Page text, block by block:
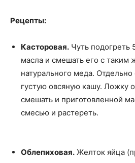
Рецепты:
Касторовая. Чуть подогреть
масла и смешать его с таким
натурального меда.
густую овсяную кашу. Ложку
смешать и приготовленной
смесью и растереть.
Облепиховая. Желток яйца